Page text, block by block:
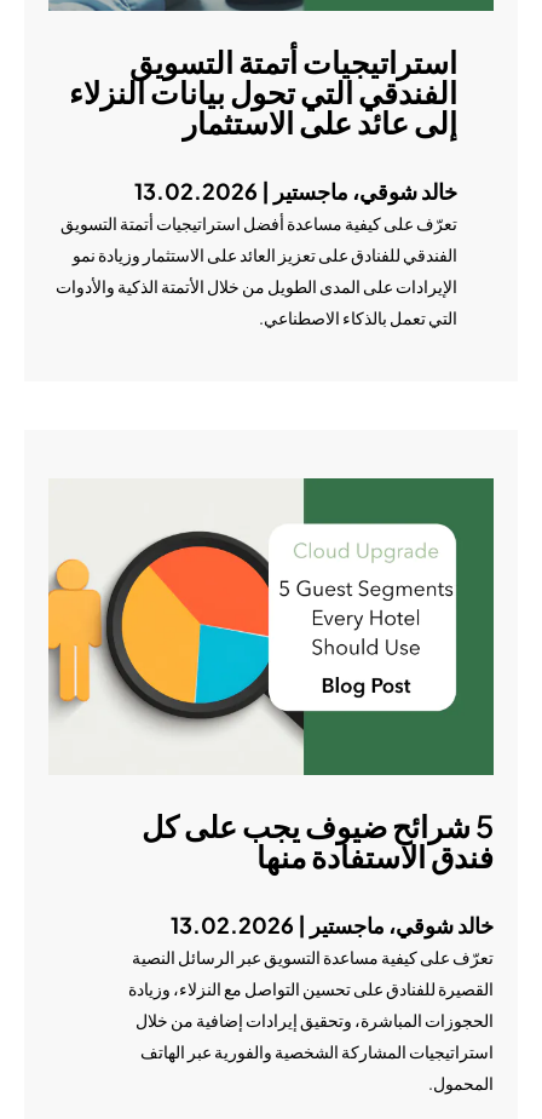
استراتيجيات أتمتة التسويق
الفندقي التي تحول بيانات النزلاء
إلى عائد على الاستثمار
خالد شوقي، ماجستير | 13.02.2026
تعرّف على كيفية مساعدة أفضل استراتيجيات أتمتة التسويق
الفندقي للفنادق على تعزيز العائد على الاستثمار وزيادة نمو
الإيرادات على المدى الطويل من خلال الأتمتة الذكية والأدوات
التي تعمل بالذكاء الاصطناعي.
5 شرائح ضيوف يجب على كل
فندق الاستفادة منها
خالد شوقي، ماجستير | 13.02.2026
تعرّف على كيفية مساعدة التسويق عبر الرسائل النصية
القصيرة للفنادق على تحسين التواصل مع النزلاء، وزيادة
الحجوزات المباشرة، وتحقيق إيرادات إضافية من خلال
استراتيجيات المشاركة الشخصية والفورية عبر الهاتف
المحمول.